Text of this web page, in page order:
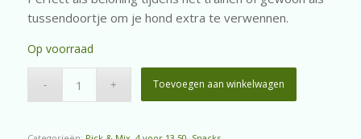
tussendoortje om je hond extra te verwennen.
Op voorraad
Toevoegen aan winkelwagen